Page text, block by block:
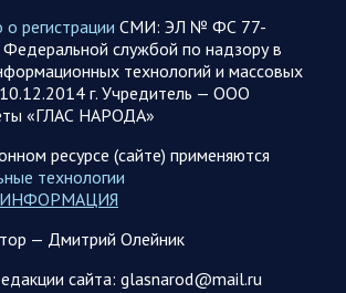
закончится. По его оценке, Тегеран
конфликт…
Спецоперация
ВС РФ нанесли удары по военным
Украины
Мониторинг противника насчитал
с территории России, из которых
– 114. В Рени…
регистрации СМИ: ЭЛ № ФС 77-
службой по надзору в
технологий и массовых
г. Учредитель — ООО
«ГЛАС НАРОДА»
ресурсе (сайте) применяются
технологии
— Дмитрий Олейник
сайта: glasnarod@mail.ru